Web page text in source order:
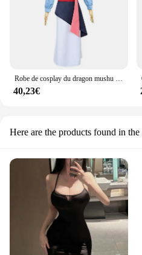
Robe de cosplay du dragon mushu pour femmes et hommes, robe de cosplay, Halloween, carnaval adulte, teinte
40,23€
Here are the products found in the